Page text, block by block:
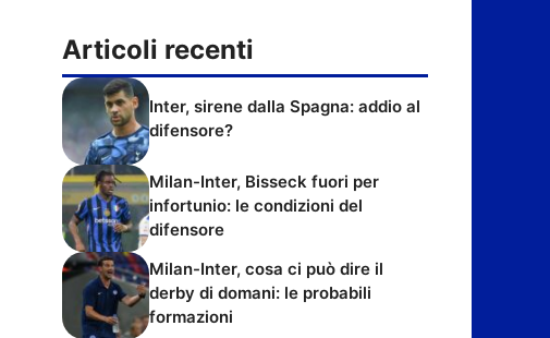
Articoli recenti
Inter, sirene dalla Spagna: addio al
difensore?
Milan-Inter, Bisseck fuori per
infortunio: le condizioni del
difensore
Milan-Inter, cosa ci può dire il
derby di domani: le probabili
formazioni